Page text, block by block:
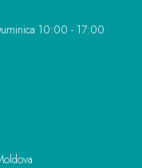
10:00 - 17:00